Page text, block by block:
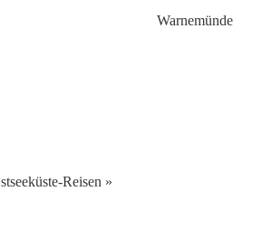
Warnemünde
Reisen »